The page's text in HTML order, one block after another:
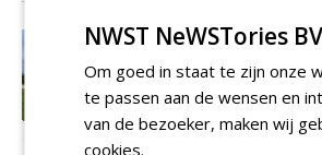
Eerste bunkers met
bunkerzand
Heelsum
Jaren terug startten
Groen & Golfmet een
NWST NeWSTories BV
Om goed in staat te zijn onze
te passen aan de wensen en
van de bezoeker, maken wij
cookies.